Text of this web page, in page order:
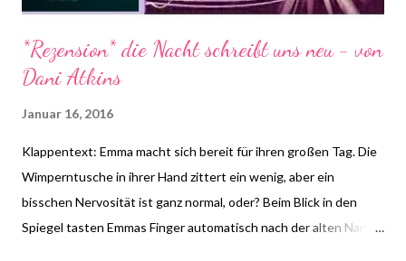
*Rezension* die Nacht schreibt uns neu - von
Dani Atkins
Januar 16, 2016
Klappentext: Emma macht sich bereit für ihren großen Tag. Die
Wimperntusche in ihrer Hand zittert ein wenig, aber ein
bisschen Nervosität ist ganz normal, oder? Beim Blick in den
Spiegel tasten Emmas Finger automatisch nach der alten Narbe